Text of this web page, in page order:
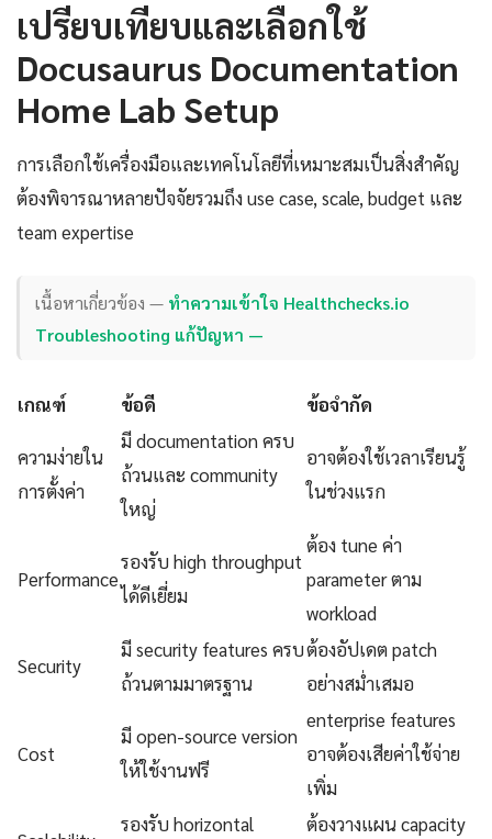
เปรียบเทียบและเลือกใช้
Docusaurus Documentation
Home Lab Setup
การเลือกใช้เครื่องมือและเทคโนโลยีที่เหมาะสมเป็นสิ่งสำคัญ
ต้องพิจารณาหลายปัจจัยรวมถึง use case, scale, budget และ
team expertise
เนื้อหาเกี่ยวข้อง — ทำความเข้าใจ Healthchecks.io
Troubleshooting แก้ปัญหา —
เกณฑ์ ข้อดี ข้อจำกัด
ความง่ายใน
การตั้งค่า
มี documentation ครบ
ถ้วนและ community
ใหญ่
อาจต้องใช้เวลาเรียนรู้
ในช่วงแรก
Performance
รองรับ high throughput
ได้ดีเยี่ยม
ต้อง tune ค่า
parameter ตาม
workload
Security
มี security features ครบ
ถ้วนตามมาตรฐาน
ต้องอัปเดต patch
อย่างสม่ำเสมอ
Cost
มี open-source version
ให้ใช้งานฟรี
enterprise features
อาจต้องเสียค่าใช้จ่าย
เพิ่ม
รองรับ horizontal
ต้องวางแผน capacity